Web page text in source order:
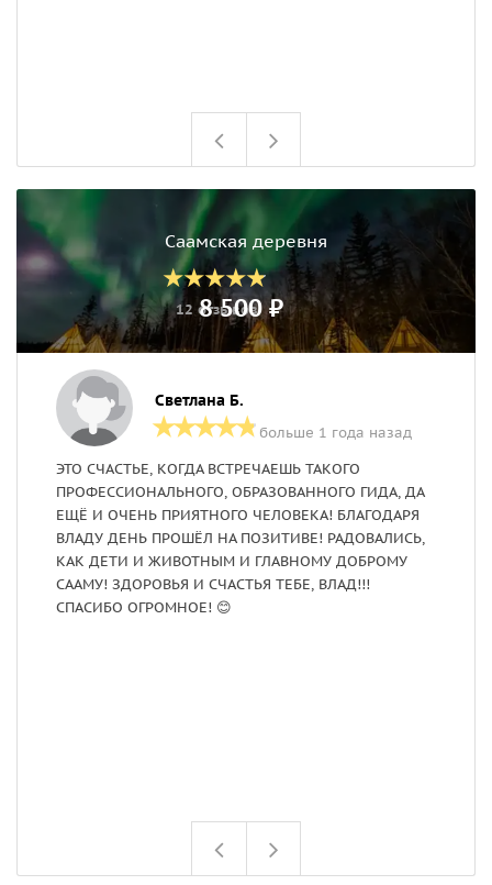
Саамская деревня
12 отзывов
8 500 ₽
Светлана Б.
больше 1 года назад
ЭТО СЧАСТЬЕ, КОГДА ВСТРЕЧАЕШЬ ТАКОГО
ПРОФЕССИОНАЛЬНОГО, ОБРАЗОВАННОГО ГИДА, ДА
ЕЩЁ И ОЧЕНЬ ПРИЯТНОГО ЧЕЛОВЕКА! БЛАГОДАРЯ
ВЛАДУ ДЕНЬ ПРОШЁЛ НА ПОЗИТИВЕ! РАДОВАЛИСЬ,
КАК ДЕТИ И ЖИВОТНЫМ И ГЛАВНОМУ ДОБРОМУ
СААМУ! ЗДОРОВЬЯ И СЧАСТЬЯ ТЕБЕ, ВЛАД!!!
СПАСИБО ОГРОМНОЕ! 😊